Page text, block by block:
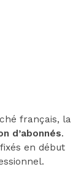
français, la
d’abonnés.
en début